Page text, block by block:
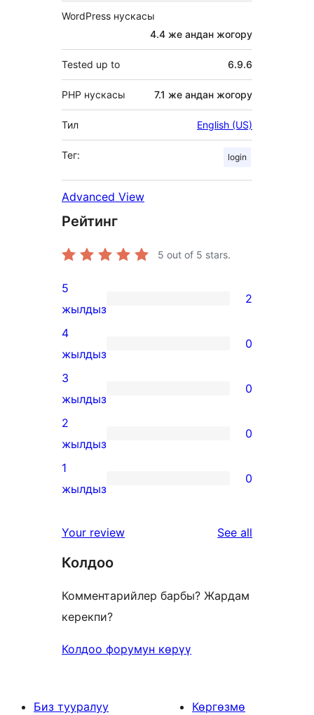
WordPress нускасы
4.4 же андан жогору
Tested up to 6.9.6
PHP нускасы 7.1 же андан жогору
Тил English (US)
Тег: login
Advanced View
Рейтинг
5 out of 5 stars.
2
5-
star
reviews
5
жылдыз
2
0
4-
star
reviews
4
жылдыз
0
0
3-
star
reviews
3
жылдыз
0
0
2-
star
2
жылдыз
0
0
star
1
жылдыз
0
Your review See all
Колдоо
Комментарийлер барбы? Жардам
керекпи?
Колдоо форумун көрүү
Биз тууралуу
Көргөзмө